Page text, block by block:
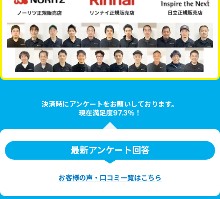
決済時にアンケートをお願いしております。
現在満足度97.3％！
最新アンケート回答
お客様の声・口コミ一覧はこちら